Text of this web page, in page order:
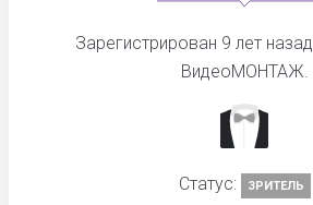
Зарегистрирован 9 лет назад
ВидеоМОНТАЖ.
Статус: ЗРИТЕЛЬ